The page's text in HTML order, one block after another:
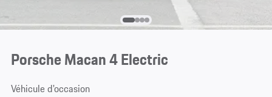
Porsche Macan 4 Electric
Véhicule d'occasion